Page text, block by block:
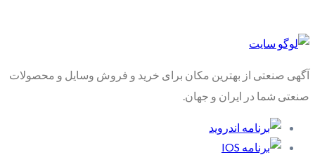
آگهی صنعتی از بهترین مکان برای خرید و فروش وسایل و محصولات
صنعتی شما در ایران و جهان.